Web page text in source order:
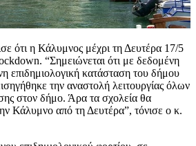
ότι η Κάλυμνος μέχρι τη Δευτέρα 17/5
“Σημειώνεται ότι με δεδομένη
επιδημιολογική κατάσταση του δήμου
την αναστολή λειτουργίας όλων
στον δήμο. Άρα τα σχολεία θα
Κάλυμνο από τη Δευτέρα”, τόνισε ο κ.